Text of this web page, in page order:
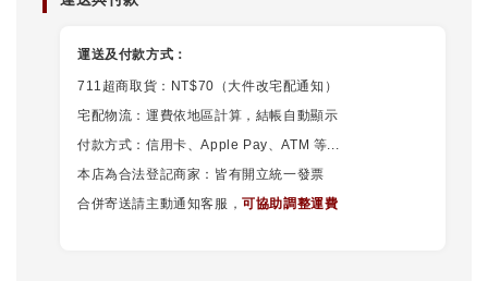
運送及付款方式：
711超商取貨：NT$70（大件改宅配通知）
宅配物流：運費依地區計算，結帳自動顯示
付款方式：信用卡、Apple Pay、ATM 等...
本店為合法登記商家：皆有開立統一發票
合併寄送請主動通知客服，可協助調整運費